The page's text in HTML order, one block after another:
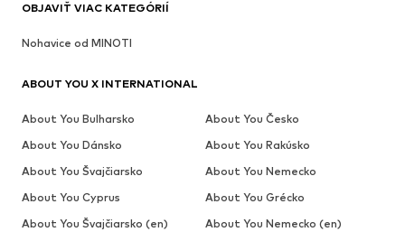
OBJAVIŤ VIAC KATEGÓRIÍ
Nohavice od MINOTI
ABOUT YOU X INTERNATIONAL
About You Bulharsko
About You Česko
About You Dánsko
About You Rakúsko
About You Švajčiarsko
About You Nemecko
About You Cyprus
About You Grécko
About You Švajčiarsko (en)
About You Nemecko (en)